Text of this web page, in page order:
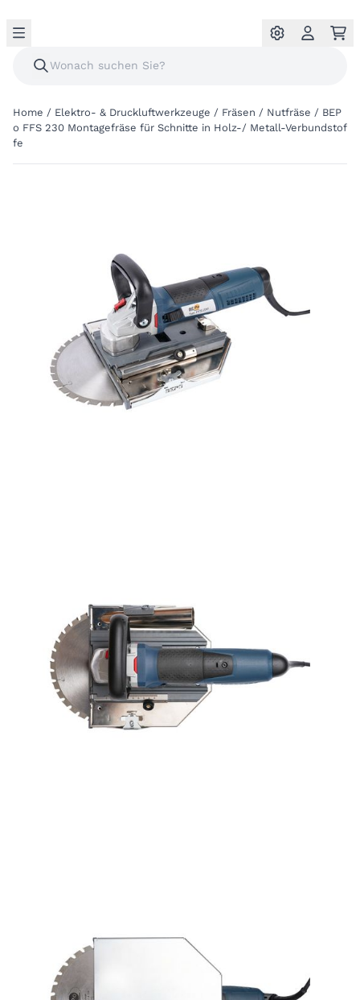
Home / Elektro- & Druckluftwerkzeuge / Fräsen / Nutfräse / BEP
o FFS 230 Montagefräse für Schnitte in Holz-/ Metall-Verbundstof
fe